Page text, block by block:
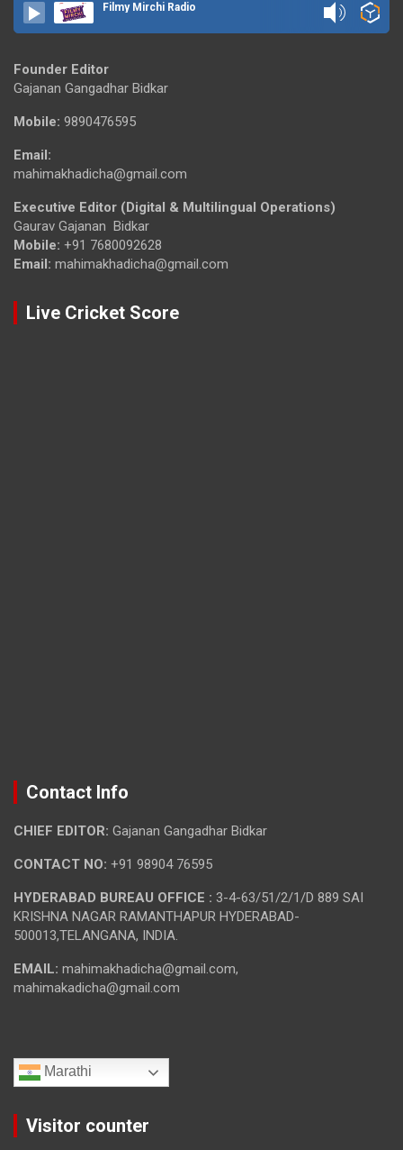
Filmy Mirchi Radio
Founder Editor
Gajanan Gangadhar Bidkar
Mobile: 9890476595
Email:
mahimakhadicha@gmail.com
Executive Editor (Digital & Multilingual Operations)
Gaurav Gajanan Bidkar
Mobile: +91 7680092628
Email: mahimakhadicha@gmail.com
Live Cricket Score
Contact Info
CHIEF EDITOR: Gajanan Gangadhar Bidkar
CONTACT NO: +91 98904 76595
HYDERABAD BUREAU OFFICE : 3-4-63/51/2/1/D 889 SAI
KRISHNA NAGAR RAMANTHAPUR HYDERABAD-
500013,TELANGANA, INDIA.
EMAIL: mahimakhadicha@gmail.com,
mahimakadicha@gmail.com
Marathi
Visitor counter